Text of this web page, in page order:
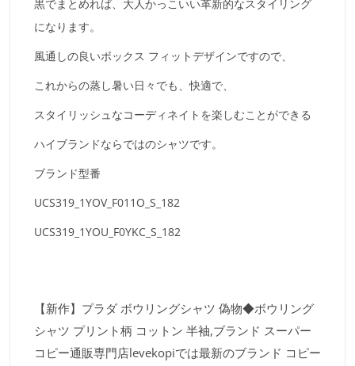
黒でまとめれば、大人かっこいい革新的なスタイリング
になります。
風通しの良いボックス フィットデザインですので、
これからの蒸し暑い日々でも、快適で、
スタイリッシュなコーディネイトを楽しむことができる
ハイブランドならではのシャツです。
ブランド型番
UCS319_1YOV_F011O_S_182
UCS319_1YOU_F0YKC_S_182
【新作】プラダ ボウリングシャツ 偽物◆ボウリング
シャツ プリント柄 コットン 半袖,ブランド スーパー
コピー通販専門店levekopiでは最新のブランド コピー